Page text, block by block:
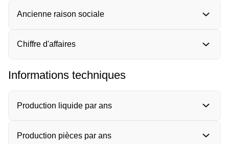
Ancienne raison sociale
Chiffre d'affaires
Informations techniques
Production liquide par ans
Production pièces par ans